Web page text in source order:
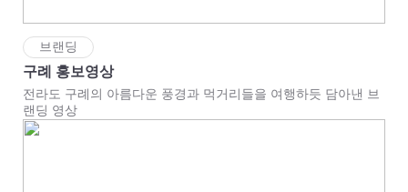
브랜딩
구례 홍보영상
전라도 구례의 아름다운 풍경과 먹거리들을 여행하듯 담아낸 브
랜딩 영상